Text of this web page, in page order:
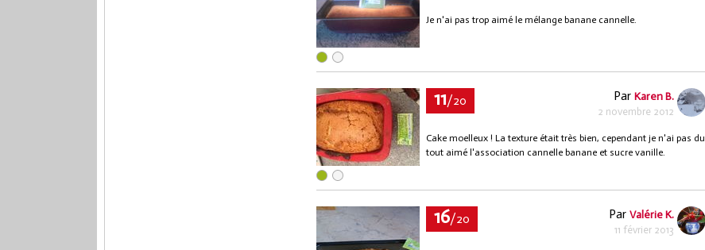
Je n'ai pas trop aimé le mélange banane cannelle.
11/20 Par Karen B.
2 novembre 2012
Cake moelleux ! La texture était très bien, cependant je n'ai pas du
tout aimé l'association cannelle banane et sucre vanille.
16/20 Par Valérie K.
11 février 2013